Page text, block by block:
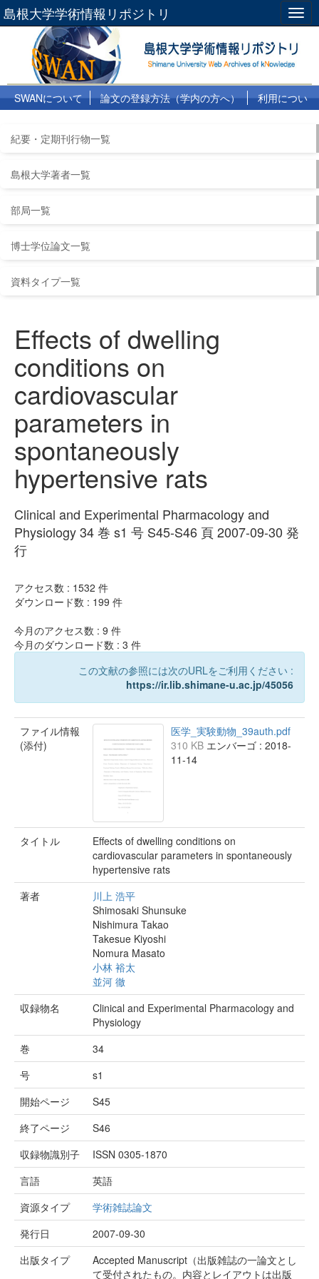
島根大学学術情報リポジトリ
SWANについて 論文の登録方法（学内の方へ）
利用につい
紀要・定期刊行物一覧
島根大学著者一覧
部局一覧
博士学位論文一覧
資料タイプ一覧
Effects of dwelling
conditions on
cardiovascular
parameters in
spontaneously
hypertensive rats
Clinical and Experimental Pharmacology and
Physiology 34 巻 s1 号 S45-S46 頁 2007-09-30 発
行
アクセス数 : 1532 件
ダウンロード数 : 199 件
今月のアクセス数 : 9 件
今月のダウンロード数 : 3 件
この文献の参照には次のURLをご利用ください :
https://ir.lib.shimane-u.ac.jp/45056
ファイル情報
(添付)
医学_実験動物_39auth.pdf
310 KB エンバーゴ : 2018-
11-14
タイトル
Effects of dwelling conditions on
cardiovascular parameters in spontaneously
hypertensive rats
著者
川上 浩平
Shimosaki Shunsuke
Nishimura Takao
Takesue Kiyoshi
Nomura Masato
小林 裕太
並河 徹
収録物名
Clinical and Experimental Pharmacology and
Physiology
巻
34
号
s1
開始ページ
S45
終了ページ
S46
収録物識別子
ISSN 0305-1870
言語
英語
資源タイプ
学術雑誌論文
発行日
2007-09-30
出版タイプ
Accepted Manuscript（出版雑誌の一論文とし
て受付されたもの。内容とレイアウトは出版